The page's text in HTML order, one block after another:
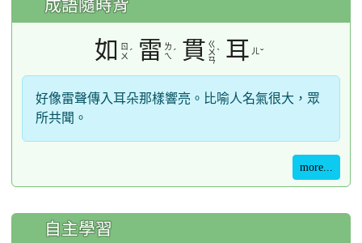
成語隨時背
如
ㄖ
ㄨ ˊ 雷 ㄌ
ㄟ ˊ 貫 ㄍ
ㄨ
ㄢ
ˋ 耳 ㄦ ˇ
好像雷聲傳入耳朵那樣響亮。比喻人名氣很大，眾
所共聞。
more...
自主學習